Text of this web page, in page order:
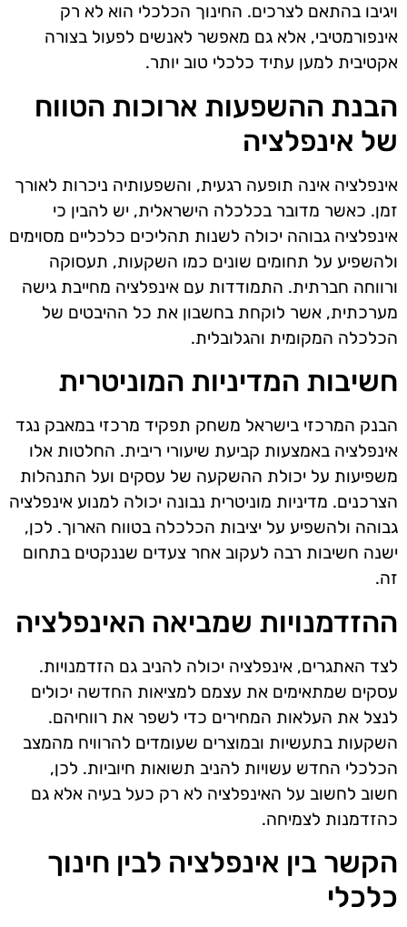
ויגיבו בהתאם לצרכים. החינוך הכלכלי הוא לא רק
אינפורמטיבי, אלא גם מאפשר לאנשים לפעול בצורה
אקטיבית למען עתיד כלכלי טוב יותר.
הבנת ההשפעות ארוכות הטווח
של אינפלציה
אינפלציה אינה תופעה רגעית, והשפעותיה ניכרות לאורך
זמן. כאשר מדובר בכלכלה הישראלית, יש להבין כי
אינפלציה גבוהה יכולה לשנות תהליכים כלכליים מסוימים
ולהשפיע על תחומים שונים כמו השקעות, תעסוקה
ורווחה חברתית. התמודדות עם אינפלציה מחייבת גישה
מערכתית, אשר לוקחת בחשבון את כל ההיבטים של
הכלכלה המקומית והגלובלית.
חשיבות המדיניות המוניטרית
הבנק המרכזי בישראל משחק תפקיד מרכזי במאבק נגד
אינפלציה באמצעות קביעת שיעורי ריבית. החלטות אלו
משפיעות על יכולת ההשקעה של עסקים ועל התנהלות
הצרכנים. מדיניות מוניטרית נבונה יכולה למנוע אינפלציה
גבוהה ולהשפיע על יציבות הכלכלה בטווח הארוך. לכן,
ישנה חשיבות רבה לעקוב אחר צעדים שננקטים בתחום
זה.
ההזדמנויות שמביאה האינפלציה
לצד האתגרים, אינפלציה יכולה להניב גם הזדמנויות.
עסקים שמתאימים את עצמם למציאות החדשה יכולים
לנצל את העלאות המחירים כדי לשפר את רווחיהם.
השקעות בתעשיות ובמוצרים שעומדים להרוויח מהמצב
הכלכלי החדש עשויות להניב תשואות חיוביות. לכן,
חשוב לחשוב על האינפלציה לא רק כעל בעיה אלא גם
כהזדמנות לצמיחה.
הקשר בין אינפלציה לבין חינוך
כלכלי